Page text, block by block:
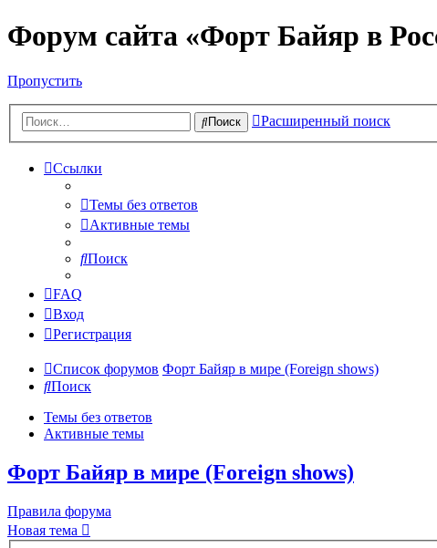
Форум сайта «Форт Байяр в
Пропустить
Поиск Расширенный поиск
Ссылки
Темы без ответов
Активные темы
Поиск
FAQ
Вход
Регистрация
Список форумов Форт Байяр в мире (Foreign shows)
Поиск
Темы без ответов
Активные темы
Форт Байяр в мире (Foreign shows)
Правила форума
Новая тема